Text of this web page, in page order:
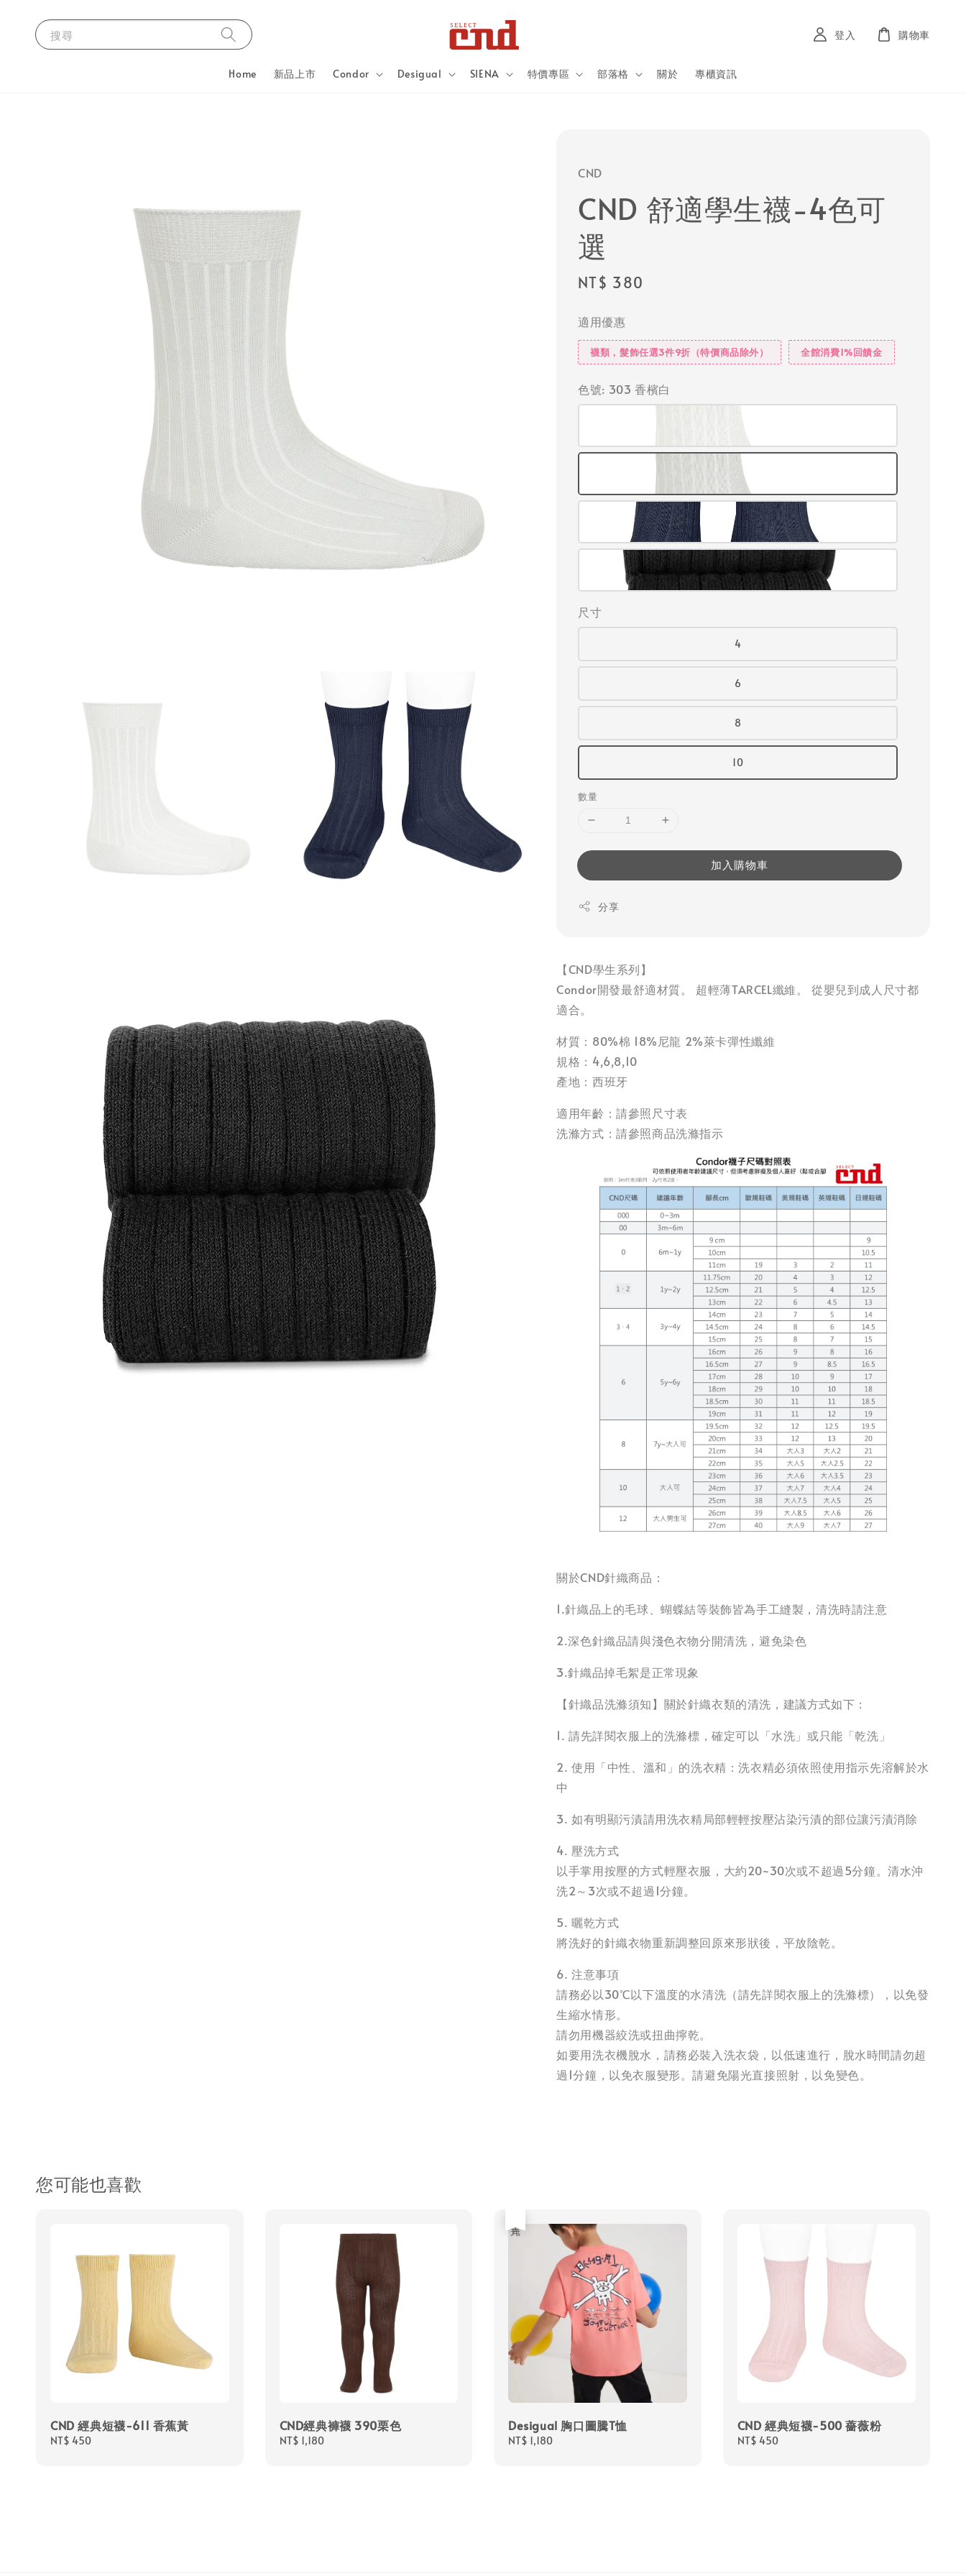
搜尋
Home 新品上市 Condor Desigual SIENA 特價專區 部落格 關於 專櫃資訊
登入 購物車
CND
CND 舒適學生襪-4色可
選
Regular
NT$ 380
適用優惠
襪類，髮飾任選3件9折（特價商品除外） 全館消費1%回饋金
色號: 303 香檳白
尺寸
4
6
8
10
數量
加入購物車
分享
【CND學生系列】
Condor開發最舒適材質。 超輕薄TARCEL纖維。 從嬰兒到成人尺寸都
適合。
材質：80%棉 18%尼龍 2%萊卡彈性纖維
規格：4,6,8,10
產地：西班牙
適用年齡：請參照尺寸表
洗滌方式：請參照商品洗滌指示
關於CND針織商品：
1.針織品上的毛球、蝴蝶結等裝飾皆為手工縫製，清洗時請注意
2.深色針織品請與淺色衣物分開清洗，避免染色
3.針織品掉毛絮是正常現象
【針織品洗滌須知】關於針織衣類的清洗，建議方式如下：
1. 請先詳閱衣服上的洗滌標，確定可以「水洗」或只能「乾洗」
2. 使用「中性、溫和」的洗衣精：洗衣精必須依照使用指示先溶解於水
中
3. 如有明顯污漬請用洗衣精局部輕輕按壓沾染污漬的部位讓污漬消除
4. 壓洗方式
以手掌用按壓的方式輕壓衣服，大約20~30次或不超過5分鐘。清水沖
洗2～3次或不超過1分鐘。
5. 曬乾方式
將洗好的針織衣物重新調整回原來形狀後，平放陰乾。
6. 注意事項
請務必以30℃以下溫度的水清洗（請先詳閱衣服上的洗滌標），以免發
生縮水情形。
請勿用機器絞洗或扭曲擰乾。
如要用洗衣機脫水，請務必裝入洗衣袋，以低速進行，脫水時間請勿超
過1分鐘，以免衣服變形。請避免陽光直接照射，以免變色。
您可能也喜歡
CND 經典短襪-611 香蕉黃
Regular
NT$ 450
CND經典褲襪 390栗色
Regular
NT$ 1,180
Desigual 胸口圖騰T恤
Regular
NT$ 1,180
CND 經典短襪-500 薔薇粉
Regular
NT$ 450